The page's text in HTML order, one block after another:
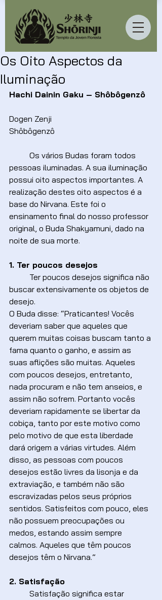
Os Oito Aspectos da
Iluminação
Hachi Dainin Gaku – Shôbôgenzô
Dogen Zenji
Shôbôgenzô
pessoas iluminadas. A sua iluminação
possui oito aspectos importantes. A
realização destes oito aspectos é a
base do Nirvana. Este foi o
ensinamento final do nosso professor
original, o Buda Shakyamuni, dado na
noite de sua morte.
1. Ter poucos desejos
buscar extensivamente os objetos de
desejo.
O Buda disse: “Praticantes! Vocês
deveriam saber que aqueles que
querem muitas coisas buscam tanto a
fama quanto o ganho, e assim as
suas aflições são muitas. Aqueles
com poucos desejos, entretanto,
nada procuram e não tem anseios, e
assim não sofrem. Portanto vocês
deveriam rapidamente se libertar da
cobiça, tanto por este motivo como
pelo motivo de que esta liberdade
dará origem a várias virtudes. Além
disso, as pessoas com poucos
desejos estão livres da lisonja e da
extraviação, e também não são
escravizadas pelos seus próprios
sentidos. Satisfeitos com pouco, eles
não possuem preocupações ou
medos, estando assim sempre
calmos. Aqueles que têm poucos
desejos têm o Nirvana.”
2. Satisfação